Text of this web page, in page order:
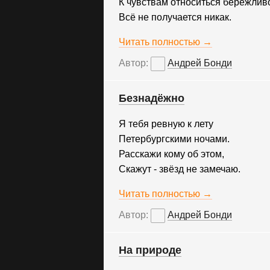
К чувствам относиться
Всё не получается никак.
Читать полностью →
Автор: Андрей Бонди
Безнадёжно
Я тебя ревную к лету
Петербургскими ночами.
Расскажи кому об этом,
Скажут - звёзд не замечаю.
Читать полностью →
Автор: Андрей Бонди
На природе